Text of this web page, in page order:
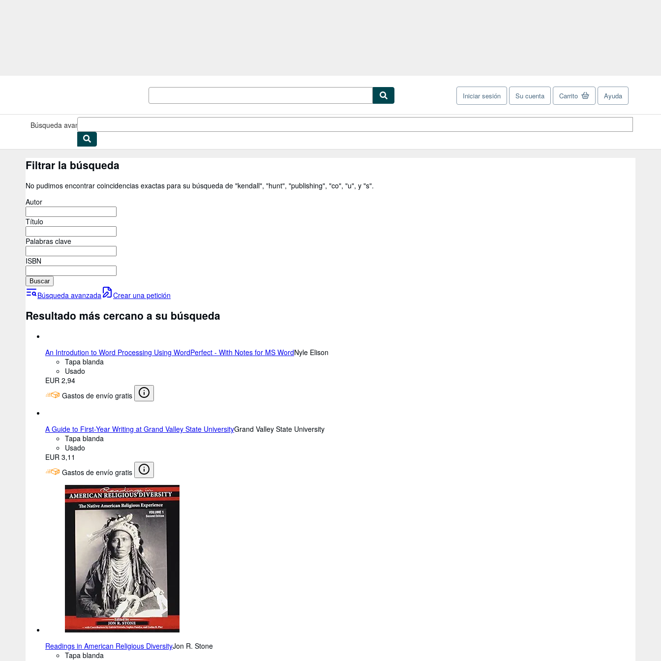
Iniciar sesión Su cuenta Carrito Ayuda
Búsqueda avanzada
Filtrar la búsqueda
No pudimos encontrar coincidencias exactas para su búsqueda de "kendall", "hunt", "publishing", "co", "u", y "s".
Autor
Título
Palabras clave
ISBN
Buscar
Búsqueda avanzada Crear una petición
Resultado más cercano a su búsqueda
An Introdution to Word Processing Using WordPerfect - With Notes for MS WordNyle Elison
Tapa blanda
Usado
EUR 2,94
Gastos de envío gratis
A Guide to First-Year Writing at Grand Valley State UniversityGrand Valley State University
Tapa blanda
Usado
EUR 3,11
Gastos de envío gratis
Readings in American Religious DiversityJon R. Stone
Tapa blanda